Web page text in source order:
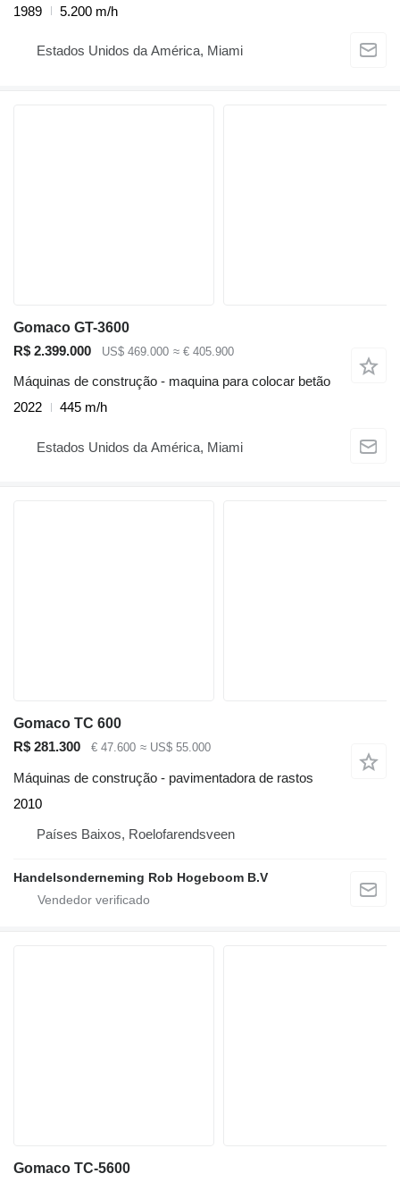
1989
5.200 m/h
Estados Unidos da América, Miami
Gomaco GT-3600
R$ 2.399.000
US$ 469.000 ≈ € 405.900
Máquinas de construção - maquina para colocar betão
2022
445 m/h
Estados Unidos da América, Miami
Gomaco TC 600
R$ 281.300
€ 47.600 ≈ US$ 55.000
Máquinas de construção - pavimentadora de rastos
2010
Países Baixos, Roelofarendsveen
Handelsonderneming Rob Hogeboom B.V
Gomaco TC-5600